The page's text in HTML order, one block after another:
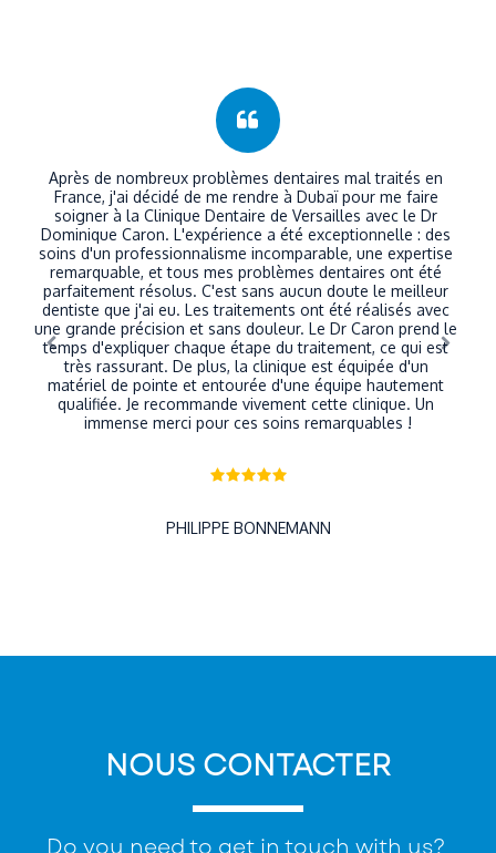
Après de nombreux problèmes dentaires mal traités en
France, j'ai décidé de me rendre à Dubaï pour me faire
soigner à la Clinique Dentaire de Versailles avec le Dr
Dominique Caron. L'expérience a été exceptionnelle : des
soins d'un professionnalisme incomparable, une expertise
remarquable, et tous mes problèmes dentaires ont été
parfaitement résolus. C'est sans aucun doute le meilleur
dentiste que j'ai eu. Les traitements ont été réalisés avec
une grande précision et sans douleur. Le Dr Caron prend le
temps d'expliquer chaque étape du traitement, ce qui est
très rassurant. De plus, la clinique est équipée d'un
matériel de pointe et entourée d'une équipe hautement
qualifiée. Je recommande vivement cette clinique. Un
immense merci pour ces soins remarquables !
PHILIPPE BONNEMANN
NOUS CONTACTER